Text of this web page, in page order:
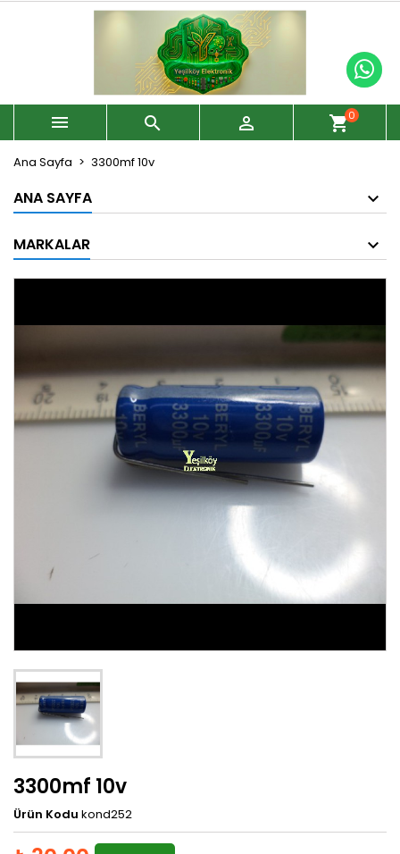
   shopping_cart0
Ana Sayfa 3300mf 10v
ANA SAYFA
MARKALAR
3300mf 10v
Ürün Kodu kond252